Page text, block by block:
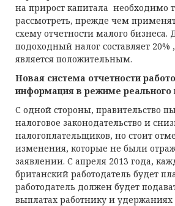
на прирост капитала необходимо
рассмотреть, прежде чем
схему отчетности малого бизнеса.
подоходный налог составляет 20%
является положительным.
Новая система отчетности
информация в режиме реального
С одной стороны, правительство
налоговое законодательство и
налогоплательщиков, но стоит
изменения, которые не были
заявлении. С апреля 2013 года,
британский работодатель будет
работодатель должен будет
выплатах работнику и